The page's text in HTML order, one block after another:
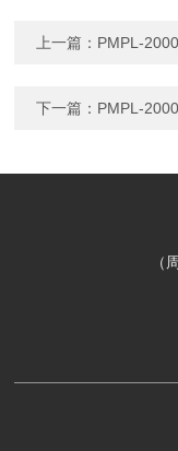
上一篇： PMPL-
下一篇： PMPL-
（